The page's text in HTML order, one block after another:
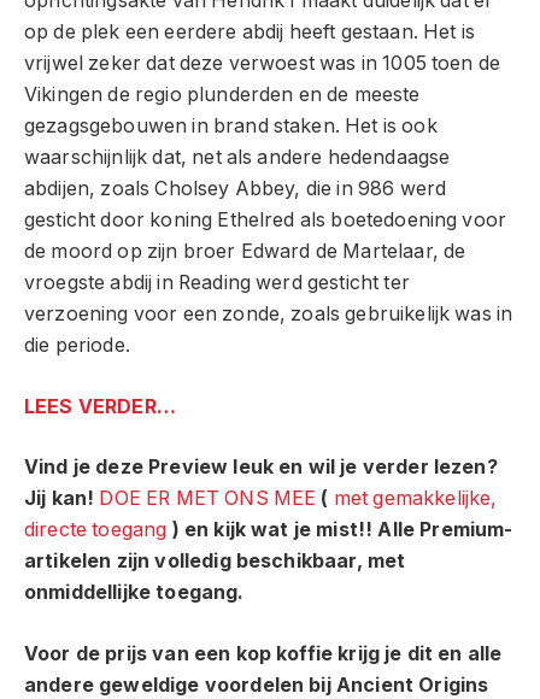
op de plek een eerdere abdij heeft gestaan. Het is
vrijwel zeker dat deze verwoest was in 1005 toen de
Vikingen de regio plunderden en de meeste
gezagsgebouwen in brand staken. Het is ook
waarschijnlijk dat, net als andere hedendaagse
abdijen, zoals Cholsey Abbey, die in 986 werd
gesticht door koning Ethelred als boetedoening voor
de moord op zijn broer Edward de Martelaar, de
vroegste abdij in Reading werd gesticht ter
verzoening voor een zonde, zoals gebruikelijk was in
die periode.
LEES VERDER…
Vind je deze Preview leuk en wil je verder lezen?
Jij kan! DOE ER MET ONS MEE ( met gemakkelijke,
directe toegang ) en kijk wat je mist!! Alle Premium-
artikelen zijn volledig beschikbaar, met
onmiddellijke toegang.
Voor de prijs van een kop koffie krijg je dit en alle
andere geweldige voordelen bij Ancient Origins